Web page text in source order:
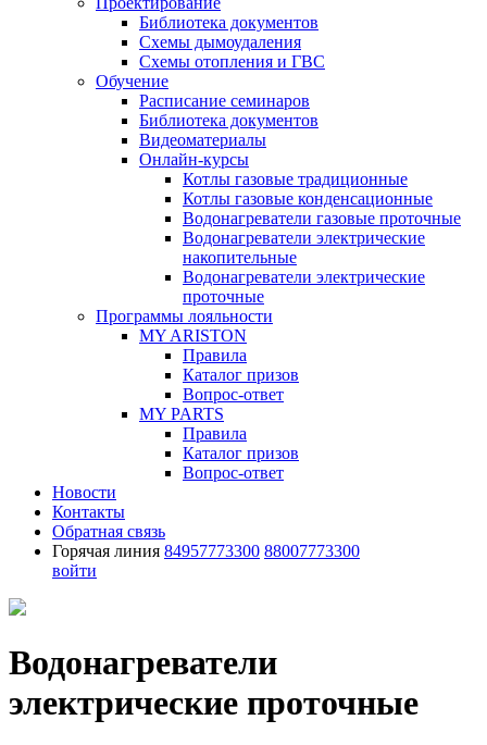
Библиотека документов
Схемы дымоудаления
Схемы отопления и ГВС
Обучение
Расписание семинаров
Библиотека документов
Видеоматериалы
Онлайн-курсы
Котлы газовые традиционные
Котлы газовые конденсационные
Водонагреватели газовые проточные
Водонагреватели электрические
накопительные
Водонагреватели электрические
проточные
Программы лояльности
MY ARISTON
Правила
Каталог призов
Вопрос-ответ
MY PARTS
Правила
Каталог призов
Вопрос-ответ
Новости
Контакты
Обратная связь
Горячая линия 84957773300 88007773300
войти
Водонагреватели
электрические проточные